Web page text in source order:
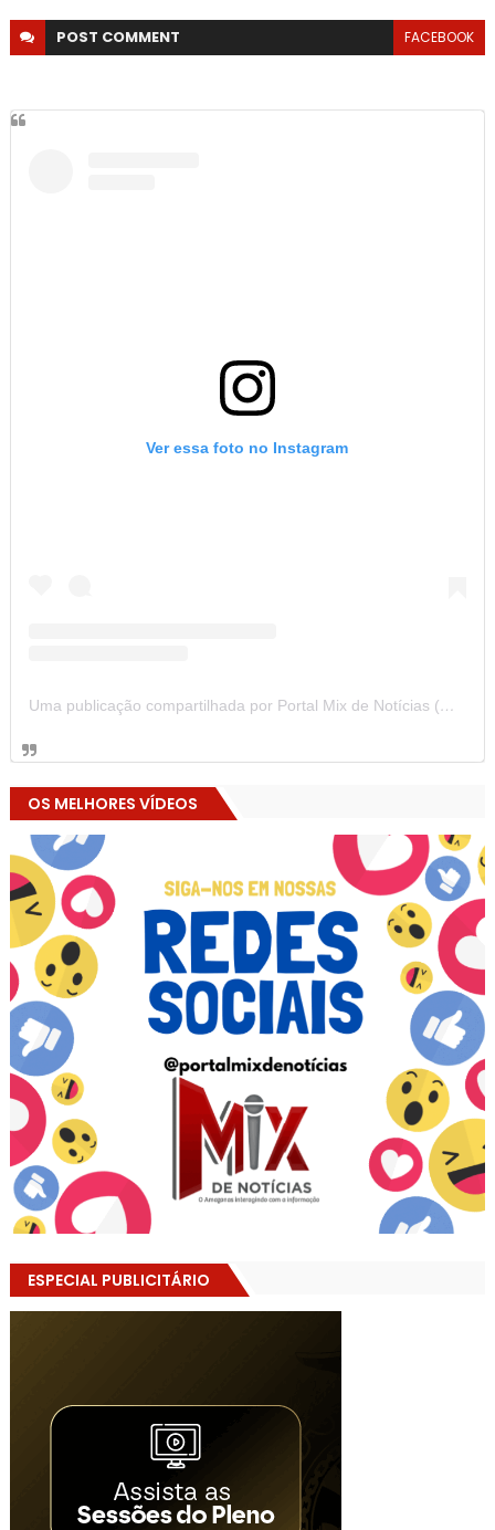
POST COMMENT FACEBOOK
Ver essa foto no Instagram
Uma publicação compartilhada por Portal Mix de Notícias (@portalmixdenoticias)
OS MELHORES VÍDEOS
ESPECIAL PUBLICITÁRIO